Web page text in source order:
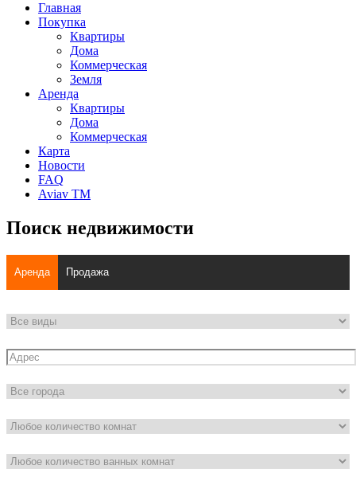
Главная
Покупка
Квартиры
Дома
Коммерческая
Земля
Аренда
Квартиры
Дома
Коммерческая
Карта
Новости
FAQ
Aviav TM
Поиск недвижимости
Аренда Продажа